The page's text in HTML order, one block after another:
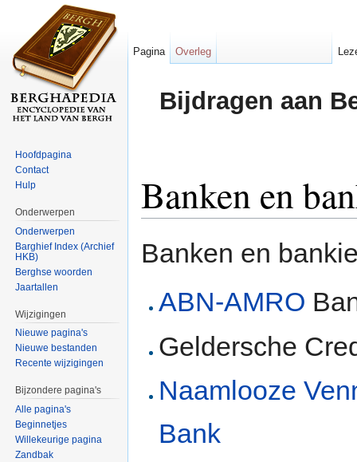
Bijdragen aan
Banken en
Banken en
ABN-AMRO
Geldersche
Naamlooze
Bank
Pagina Overleg
Hoofdpagina
Contact
Hulp
Onderwerpen
Onderwerpen
Barghief Index (Archief
HKB)
Berghse woorden
Jaartallen
Wijzigingen
Nieuwe pagina's
Nieuwe bestanden
Recente wijzigingen
Bijzondere pagina's
Alle pagina's
Beginnetjes
Willekeurige pagina
Zandbak